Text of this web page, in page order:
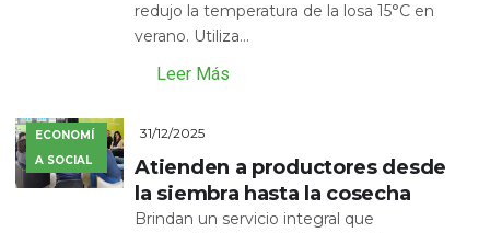
redujo la temperatura de la losa 15°C en
verano. Utiliza...
Leer Más
ECONOMÍ
A SOCIAL
31/12/2025
Atienden a productores desde
la siembra hasta la cosecha
Brindan un servicio integral que